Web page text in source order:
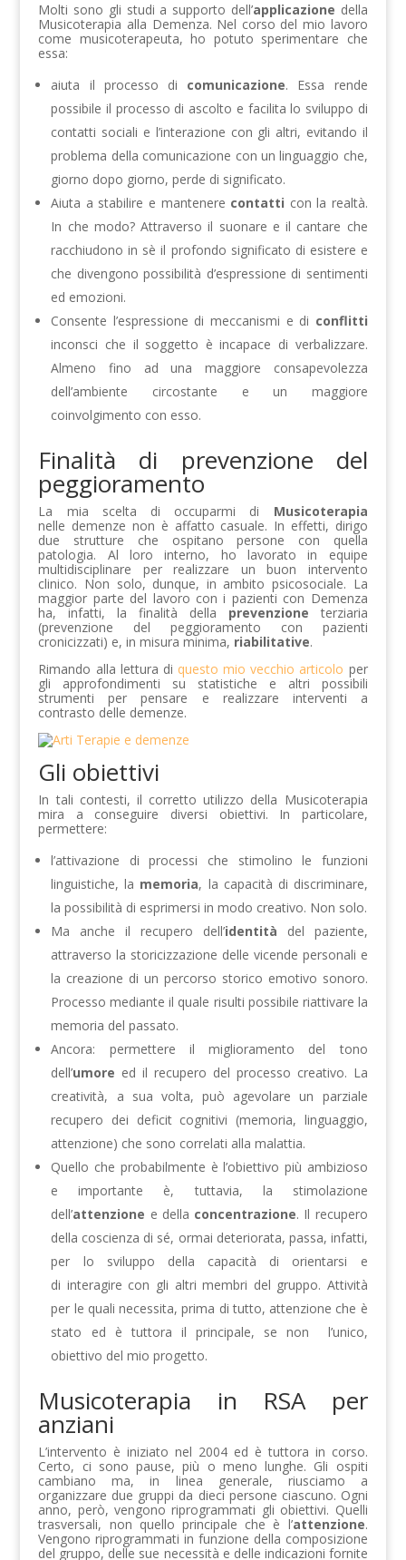
Molti sono gli studi a supporto dell’applicazione della
Musicoterapia alla Demenza. Nel corso del mio lavoro
come musicoterapeuta, ho potuto sperimentare che
essa:
aiuta il processo di comunicazione. Essa rende
possibile il processo di ascolto e facilita lo sviluppo di
contatti sociali e l’interazione con gli altri, evitando il
problema della comunicazione con un linguaggio che,
giorno dopo giorno, perde di significato.
Aiuta a stabilire e mantenere contatti con la realtà.
In che modo? Attraverso il suonare e il cantare che
racchiudono in sè il profondo significato di esistere e
che divengono possibilità d’espressione di sentimenti
ed emozioni.
Consente l’espressione di meccanismi e di conflitti
inconsci che il soggetto è incapace di verbalizzare.
Almeno fino ad una maggiore consapevolezza
dell’ambiente circostante e un maggiore
coinvolgimento con esso.
Finalità di prevenzione del
peggioramento
La mia scelta di occuparmi di Musicoterapia
nelle demenze non è affatto casuale. In effetti, dirigo
due strutture che ospitano persone con quella
patologia. Al loro interno, ho lavorato in equipe
multidisciplinare per realizzare un buon intervento
clinico. Non solo, dunque, in ambito psicosociale. La
maggior parte del lavoro con i pazienti con Demenza
ha, infatti, la finalità della prevenzione terziaria
(prevenzione del peggioramento con pazienti
cronicizzati) e, in misura minima, riabilitative.
Rimando alla lettura di questo mio vecchio articolo per
gli approfondimenti su statistiche e altri possibili
strumenti per pensare e realizzare interventi a
contrasto delle demenze.
Gli obiettivi
In tali contesti, il corretto utilizzo della Musicoterapia
mira a conseguire diversi obiettivi. In particolare,
permettere:
l’attivazione di processi che stimolino le funzioni
linguistiche, la memoria, la capacità di discriminare,
la possibilità di esprimersi in modo creativo. Non solo.
Ma anche il recupero dell’identità del paziente,
attraverso la storicizzazione delle vicende personali e
la creazione di un percorso storico emotivo sonoro.
Processo mediante il quale risulti possibile riattivare la
memoria del passato.
Ancora: permettere il miglioramento del tono
dell’umore ed il recupero del processo creativo. La
creatività, a sua volta, può agevolare un parziale
recupero dei deficit cognitivi (memoria, linguaggio,
attenzione) che sono correlati alla malattia.
Quello che probabilmente è l’obiettivo più ambizioso
e importante è, tuttavia, la stimolazione
dell’attenzione e della concentrazione. Il recupero
della coscienza di sé, ormai deteriorata, passa, infatti,
per lo sviluppo della capacità di orientarsi e
di interagire con gli altri membri del gruppo. Attività
per le quali necessita, prima di tutto, attenzione che è
stato ed è tuttora il principale, se non l’unico,
obiettivo del mio progetto.
Musicoterapia in RSA per
anziani
L’intervento è iniziato nel 2004 ed è tuttora in corso.
Certo, ci sono pause, più o meno lunghe. Gli ospiti
cambiano ma, in linea generale, riusciamo a
organizzare due gruppi da dieci persone ciascuno. Ogni
anno, però, vengono riprogrammati gli obiettivi. Quelli
trasversali, non quello principale che è l’attenzione.
Vengono riprogrammati in funzione della composizione
del gruppo, delle sue necessità e delle indicazioni fornite